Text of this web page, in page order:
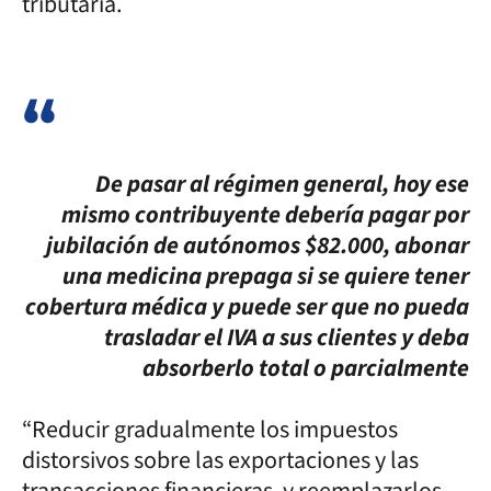
De pasar al régimen general, hoy ese
mismo contribuyente debería pagar por
jubilación de autónomos $82.000, abonar
una medicina prepaga si se quiere tener
cobertura médica y puede ser que no pueda
trasladar el IVA a sus clientes y deba
absorberlo total o parcialmente
“Reducir gradualmente los impuestos
distorsivos sobre las exportaciones y las